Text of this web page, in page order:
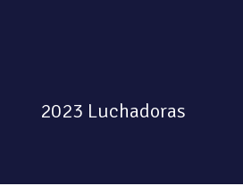
2023 Luchadoras